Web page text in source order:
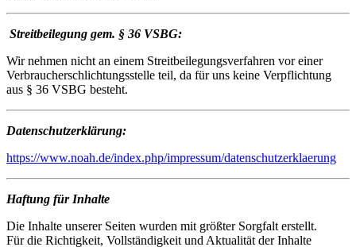
Streitbeilegung gem. § 36 VSBG:
Wir nehmen nicht an einem Streitbeilegungsverfahren vor einer
Verbraucherschlichtungsstelle teil, da für uns keine Verpflichtung
aus § 36 VSBG besteht.
Datenschutzerklärung:
https://www.noah.de/index.php/impressum/datenschutzerklaerung
Haftung für Inhalte
Die Inhalte unserer Seiten wurden mit größter Sorgfalt erstellt.
Für die Richtigkeit, Vollständigkeit und Aktualität der Inhalte